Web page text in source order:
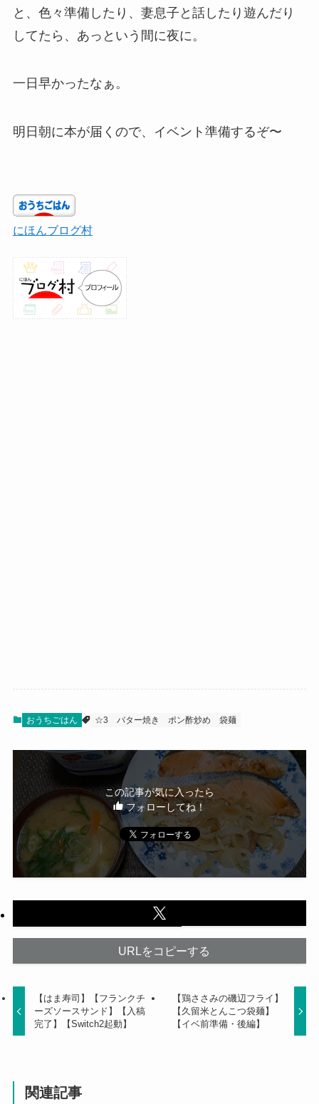
と、色々準備したり、妻息子と話したり遊んだり
してたら、あっという間に夜に。
一日早かったなぁ。
明日朝に本が届くので、イベント準備するぞ〜
にほんブログ村
おうちごはん ☆3 バター焼き ポン酢炒め 袋麺
この記事が気に入ったら
フォローしてね！
URLをコピーする
【はま寿司】【フランクチ
ーズソースサンド】【入稿
完了】【Switch2起動】
【鶏ささみの磯辺フライ】
【久留米とんこつ袋麺】
【イベ前準備・後編】
関連記事